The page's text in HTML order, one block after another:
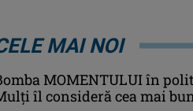
MAI NOI
MOMENTULUI în
îl consideră cea mai